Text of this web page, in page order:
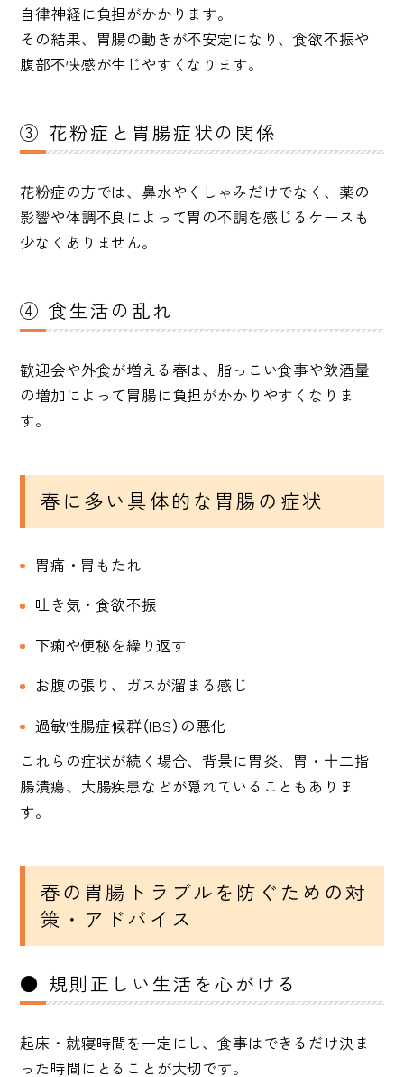
自律神経に負担がかかります。
その結果、胃腸の動きが不安定になり、食欲不振や
腹部不快感が生じやすくなります。
③ 花粉症と胃腸症状の関係
花粉症の方では、鼻水やくしゃみだけでなく、薬の
影響や体調不良によって胃の不調を感じるケースも
少なくありません。
④ 食生活の乱れ
歓迎会や外食が増える春は、脂っこい食事や飲酒量
の増加によって胃腸に負担がかかりやすくなりま
す。
春に多い具体的な胃腸の症状
胃痛・胃もたれ
吐き気・食欲不振
下痢や便秘を繰り返す
お腹の張り、ガスが溜まる感じ
過敏性腸症候群（IBS）の悪化
これらの症状が続く場合、背景に胃炎、胃・十二指
腸潰瘍、大腸疾患などが隠れていることもありま
す。
春の胃腸トラブルを防ぐための対
策・アドバイス
● 規則正しい生活を心がける
起床・就寝時間を一定にし、食事はできるだけ決ま
った時間にとることが大切です。